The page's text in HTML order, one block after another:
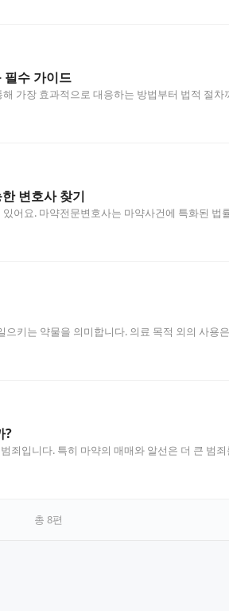
필수 가이드
가장 효과적으로 대응하는 방법부터 법적 절
변호사 찾기
어요. 마약전문변호사는 마약사건에 특화된
키는 약물을 의미합니다. 의료 목적 외의 사용
?
죄입니다. 특히 마약의 매매와 알선은 더 큰 범
총 8편